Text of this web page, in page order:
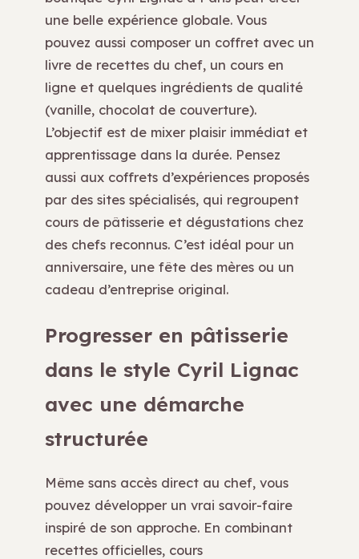
une belle expérience globale. Vous
pouvez aussi composer un coffret avec un
livre de recettes du chef, un cours en
ligne et quelques ingrédients de qualité
(vanille, chocolat de couverture).
L’objectif est de mixer plaisir immédiat et
apprentissage dans la durée. Pensez
aussi aux coffrets d’expériences proposés
par des sites spécialisés, qui regroupent
cours de pâtisserie et dégustations chez
des chefs reconnus. C’est idéal pour un
anniversaire, une fête des mères ou un
cadeau d’entreprise original.
Progresser en pâtisserie
dans le style Cyril Lignac
avec une démarche
structurée
Même sans accès direct au chef, vous
pouvez développer un vrai savoir-faire
inspiré de son approche. En combinant
recettes officielles, cours